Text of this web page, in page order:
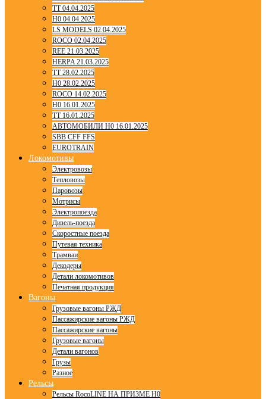
TT 04.04.2025
H0 04.04.2025
LS MODELS 02.04.2025
ROCO 02.04.2025
REE 21.03.2025
HERPA 21.03.2025
TT 28.02.2025
H0 28.02.2025
ROCO 14.02.2025
H0 16.01.2025
TT 16.01.2025
АВТОМОБИЛИ H0 16.01.2025
SBB CFF FFS
EUROTRAIN
Локомотивы
Электровозы
Тепловозы
Паровозы
Мотрисы
Электропоезда
Дизель-поезда
Скоростные поезда
Путевая техника
Трамваи
Декодеры
Детали локомотивов
Печатная продукция
Вагоны
Грузовые вагоны РЖД
Пассажирские вагоны РЖД
Пассажирские вагоны
Грузовые вагоны
Детали вагонов
Грузы
Разное
Рельсы
Рельсы RocoLINE НА ПРИЗМЕ H0